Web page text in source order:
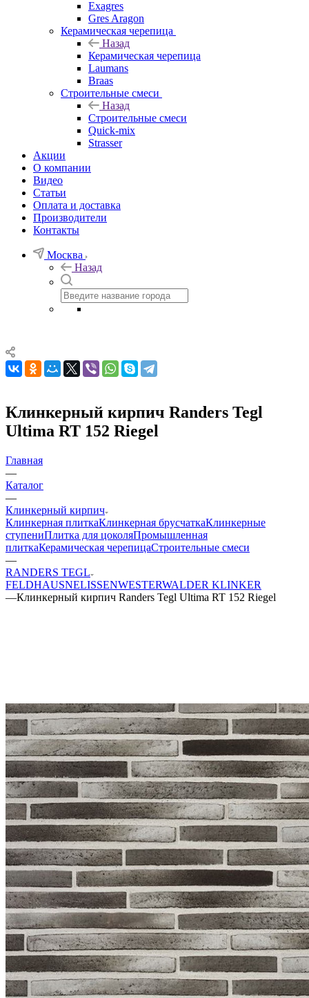
Exagres
Gres Aragon
Керамическая черепица
Назад
Керамическая черепица
Laumans
Braas
Строительные смеси
Назад
Строительные смеси
Quick-mix
Strasser
Акции
О компании
Видео
Статьи
Оплата и доставка
Производители
Контакты
Москва
Назад
Клинкерный кирпич Randers Tegl
Ultima RT 152 Riegel
Главная
—
Каталог
—
Клинкерный кирпич
Клинкерная плиткаКлинкерная брусчаткаКлинкерные
ступениПлитка для цоколяПромышленная
плиткаКерамическая черепицаСтроительные смеси
—
RANDERS TEGL
FELDHAUSNELISSENWESTERWALDER KLINKER
—Клинкерный кирпич Randers Tegl Ultima RT 152 Riegel